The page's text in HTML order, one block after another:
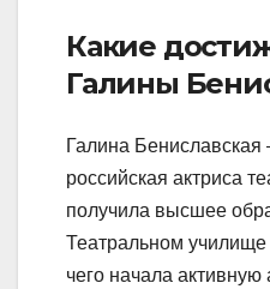
Какие
Галины
Галина Бениславская
российская актриса
получила высшее
Театральном
чего начала активную